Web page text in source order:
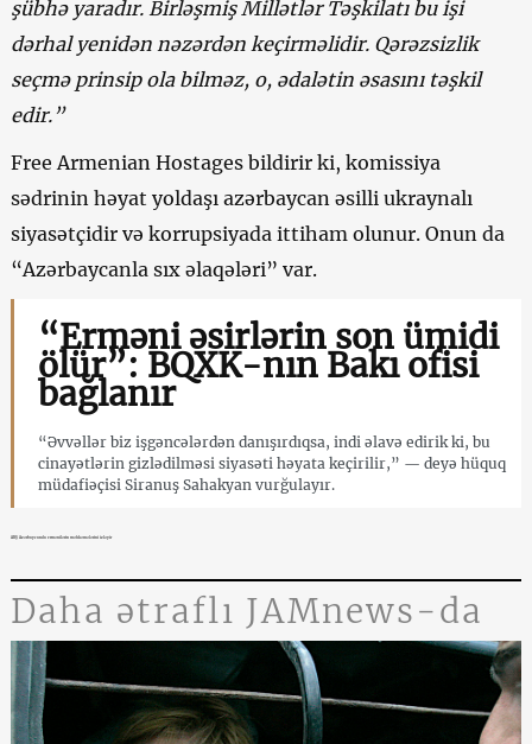
şübhə yaradır. Birləşmiş Millətlər Təşkilatı bu işi
dərhal yenidən nəzərdən keçirməlidir. Qərəzsizlik
seçmə prinsip ola bilməz, o, ədalətin əsasını təşkil
edir.”
Free Armenian Hostages bildirir ki, komissiya
sədrinin həyat yoldaşı azərbaycan əsilli ukraynalı
siyasətçidir və korrupsiyada ittiham olunur. Onun da
“Azərbaycanla sıx əlaqələri” var.
“Erməni əsirlərin son ümidi
ölür”: BQXK-nın Bakı ofisi
bağlanır
“Əvvəllər biz işgəncələrdən danışırdıqsa, indi əlavə edirik ki, bu
cinayətlərin gizlədilməsi siyasəti həyata keçirilir,” — deyə hüquq
müdafiəçisi Siranuş Sahakyan vurğulayır.
ABŞ Azərbaycanda ermənilərin məhkəmələrini izləyir
Daha ətraflı JAMnews-da